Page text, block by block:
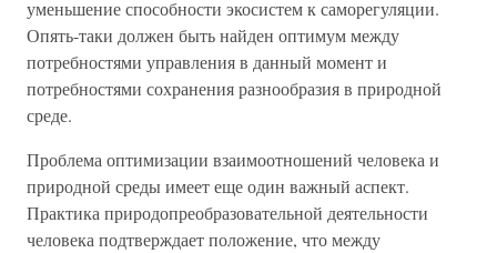
уменьшение способности экосистем к саморегуляции.
Опять-таки должен быть найден оптимум между
потребностями управления в данный момент и
потребностями сохранения разнообразия в природной
среде.
Проблема оптимизации взаимоотношений человека и
природной среды имеет еще один важный аспект.
Практика природопреобразовательной деятельности
человека подтверждает положение, что между